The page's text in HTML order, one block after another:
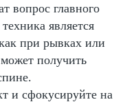
вопрос главного
является
при рывках или
получить
и сфокусируйте на